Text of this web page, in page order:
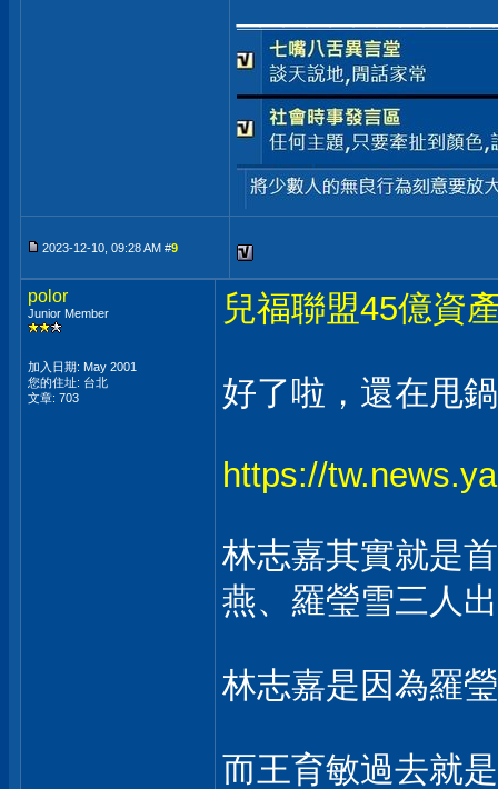
2023-12-10, 09:28 AM #9
polor
Junior Member
加入日期: May 2001
您的住址: 台北
文章: 703
兒福聯盟45億資
好了啦，還在甩
https://
林志嘉其實就是
燕、羅瑩雪三人
林志嘉是因為羅
而王育敏過去就